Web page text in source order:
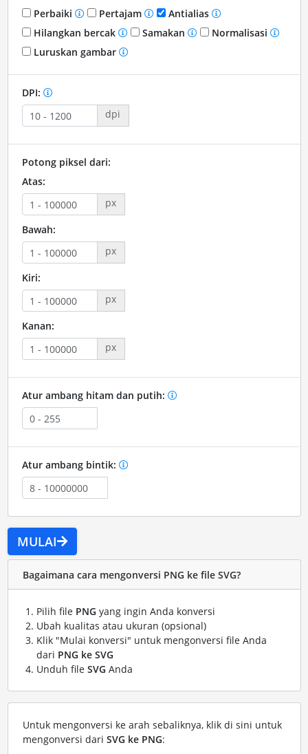
Perbaiki Pertajam
Antialias
Hilangkan bercak
Samakan
Normalisasi
Luruskan gambar
DPI:
dpi
Potong piksel dari:
Atas:
px
Bawah:
px
Kiri:
px
Kanan:
px
Atur ambang hitam dan putih:
Atur ambang bintik:
MULAI
Bagaimana cara mengonversi PNG ke file SVG?
Pilih file PNG yang ingin Anda konversi
Ubah kualitas atau ukuran (opsional)
Klik "Mulai konversi" untuk mengonversi file Anda
dari PNG ke SVG
Unduh file SVG Anda
Untuk mengonversi ke arah sebaliknya, klik di sini untuk
mengonversi dari SVG ke PNG: